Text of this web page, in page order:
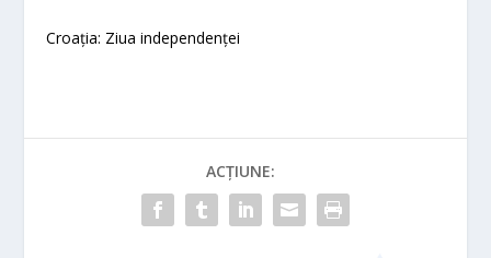
Croația: Ziua independenței
ACȚIUNE: